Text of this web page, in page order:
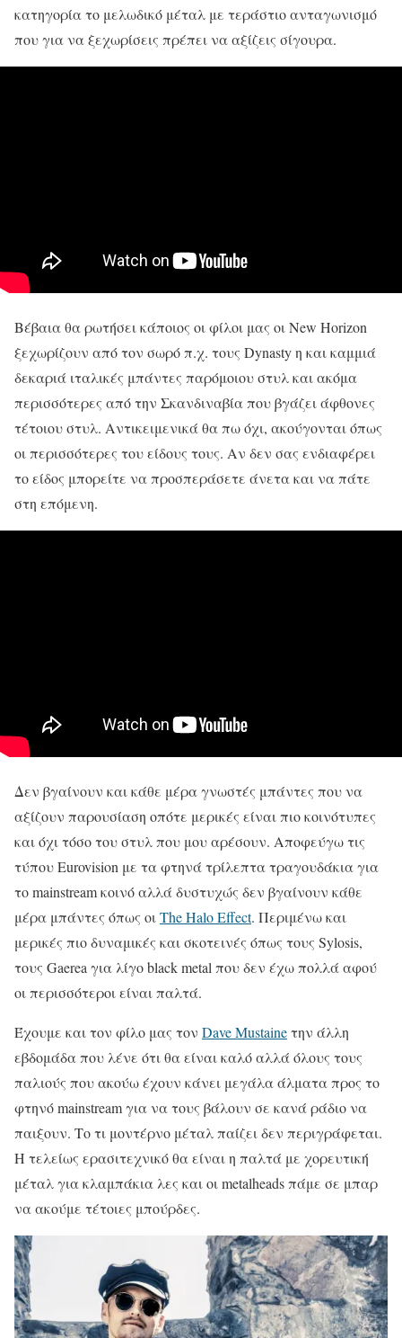
κατηγορία το μελωδικό μέταλ με τεράστιο ανταγωνισμό
που για να ξεχωρίσεις πρέπει να αξίζεις σίγουρα.
Βέβαια θα ρωτήσει κάποιος οι φίλοι μας οι New Horizon
ξεχωρίζουν από τον σωρό π.χ. τους Dynasty η και καμμιά
δεκαριά ιταλικές μπάντες παρόμοιου στυλ και ακόμα
περισσότερες από την Σκανδιναβία που βγάζει άφθονες
τέτοιου στυλ. Αντικειμενικά θα πω όχι, ακούγονται όπως
οι περισσότερες του είδους τους. Αν δεν σας ενδιαφέρει
το είδος μπορείτε να προσπεράσετε άνετα και να πάτε
στη επόμενη.
Δεν βγαίνουν και κάθε μέρα γνωστές μπάντες που να
αξίζουν παρουσίαση οπότε μερικές είναι πιο κοινότυπες
και όχι τόσο του στυλ που μου αρέσουν. Αποφεύγω τις
τύπου Eurovision με τα φτηνά τρίλεπτα τραγουδάκια για
το mainstream κοινό αλλά δυστυχώς δεν βγαίνουν κάθε
μέρα μπάντες όπως οιThe Halo Effect. Περιμένω και
μερικές πιο δυναμικές και σκοτεινές όπως τους Sylosis,
τους Gaerea για λίγο black metal που δεν έχω πολλά αφού
οι περισσότεροι είναι παλτά.
Έχουμε και τον φίλο μας τον Dave Mustaineτην άλλη
εβδομάδα που λένε ότι θα είναι καλό αλλά όλους τους
παλιούς που ακούω έχουν κάνει μεγάλα άλματα προς το
φτηνό mainstream για να τους βάλουν σε κανά ράδιο να
παιξουν. Το τι μοντέρνο μέταλ παίζει δεν περιγράφεται.
Η τελείως ερασιτεχνικό θα είναι η παλτά με χορευτική
μέταλ για κλαμπάκια λες και οι metalheads πάμε σε μπαρ
να ακούμε τέτοιες μπούρδες.